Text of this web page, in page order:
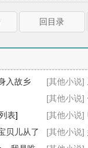
回目录
入故乡
[其他小说]
[其他小说]
表]
表] [其他小说]
贝儿从了
[其他小说]